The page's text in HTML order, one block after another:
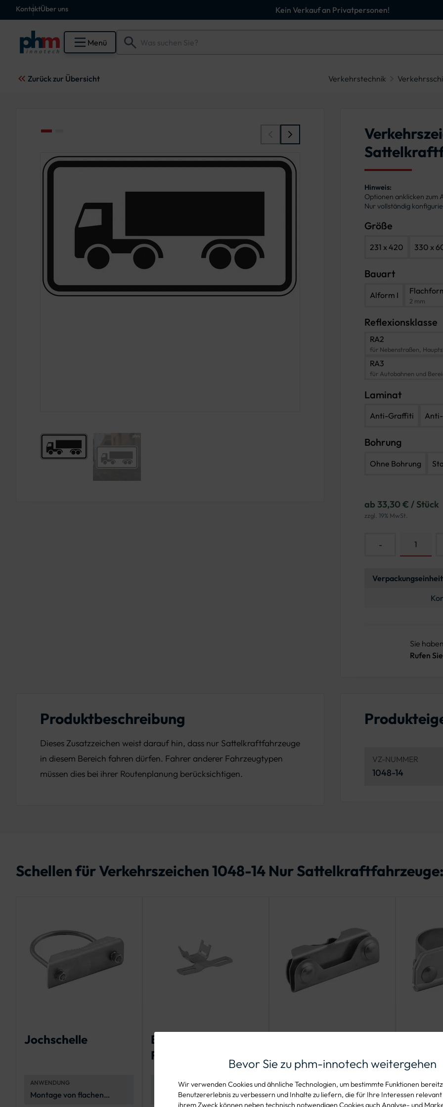
KontaktÜber uns Kein Verkauf an Privatpersonen!
Menü
Zurück zur Übersicht Verkehrstechnik
Bevor Sie zu phm-innotech weitergehen
Wir verwenden Cookies und ähnliche Technologien, um bestimmte Funktionen
Benutzererlebnis zu verbessern und Inhalte zu liefern, die für Ihre Interessen relevant
ihrem Zweck können neben technisch notwendigen Cookies auch Analyse- und
Hinweis:
Optionen anklicken zum
Nur vollständig
Größe
231 x 420 330 x
Bauart
Alform I
2 mm
Reflexionsklasse
RA2
für Nebenstraßen,
RA3
für Autobahnen und
Laminat
Anti-Graffiti
Bohrung
Ohne Bohrung
ab 33,30 € / Stück
zzgl. 19% MwSt.
-
Verpackungseinheit
Sie
Rufen
Produktbeschreibung
Dieses Zusatzzeichen weist darauf hin, dass nur Sattelkraftfahrzeuge
in diesem Bereich fahren dürfen. Fahrer anderer Fahrzeugtypen
müssen dies bei ihrer Routenplanung berücksichtigen.
VZ-NUMMER
1048-14
Schellen für Verkehrszeichen 1048-14 Nur Sattelkraftfahrzeuge:
Jochschelle
ANWENDUNG
Montage von flachen
Bandschelle für
Flachschilder, aus
MATERIAL
Stahl (feuerverzinkt)
Bandbefestigung
MATERIAL
Edelstahl, A2-70
MATERIAL